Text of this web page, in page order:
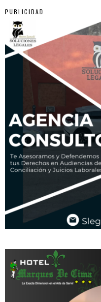
PUBLICIDAD